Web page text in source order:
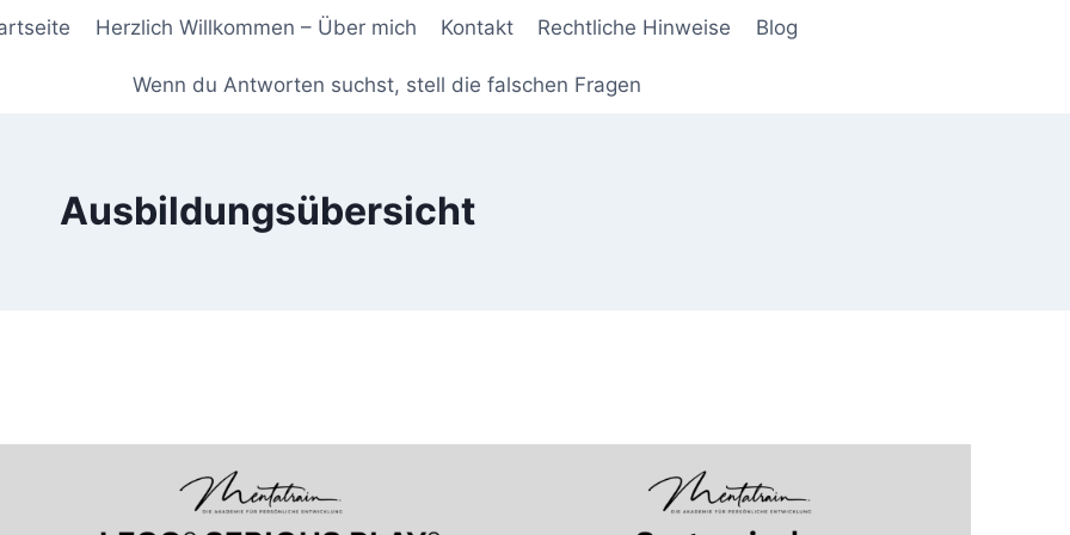
Herzlich Willkommen – Über mich Kontakt Rechtliche Hinweise Blog
Wenn du Antworten suchst, stell die falschen Fragen
Ausbildungsübersicht